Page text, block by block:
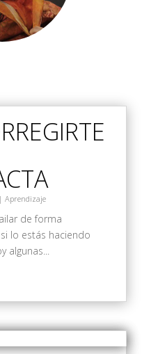
| Aprendizaje
de forma
lo estás haciendo
algunas...